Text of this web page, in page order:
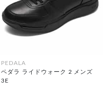
PEDALA
ペダラ ライドウォーク 2 メンズ
3E